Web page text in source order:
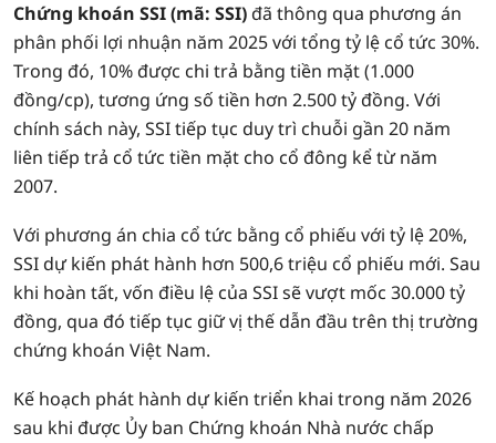
Chứng khoán SSI (mã: SSI)đã thông qua phương án
phân phối lợi nhuận năm 2025 với tổng tỷ lệ cổ tức 30%.
Trong đó, 10% được chi trả bằng tiền mặt (1.000
đồng/cp), tương ứng số tiền hơn 2.500 tỷ đồng. Với
chính sách này, SSI tiếp tục duy trì chuỗi gần 20 năm
liên tiếp trả cổ tức tiền mặt cho cổ đông kể từ năm
2007.
Với phương án chia cổ tức bằng cổ phiếu với tỷ lệ 20%,
SSI dự kiến phát hành hơn 500,6 triệu cổ phiếu mới. Sau
khi hoàn tất, vốn điều lệ của SSI sẽ vượt mốc 30.000 tỷ
đồng, qua đó tiếp tục giữ vị thế dẫn đầu trên thị trường
chứng khoán Việt Nam.
Kế hoạch phát hành dự kiến triển khai trong năm 2026
sau khi được Ủy ban Chứng khoán Nhà nước chấp